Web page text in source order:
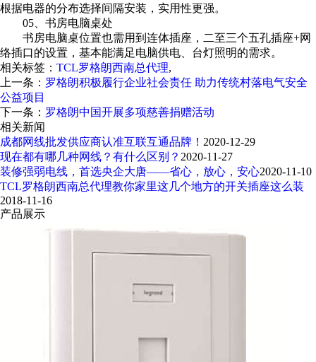
根据电器的分布选择间隔安装，实用性更强。
05、 书房电脑桌处
书房电脑桌位置也需用到连体插座，二至三个五孔插座+网
络插口的设置，基本能满足电脑供电、台灯照明的需求。
相关标签： TCL罗格朗西南总代理,
上一条： 罗格朗积极履行企业社会责任 助力传统村落电气安全
公益项目
下一条： 罗格朗中国开展多项慈善捐赠活动
相关新闻
成都网线批发供应商认准互联互通品牌！ 2020-12-29
现在都有哪几种网线？有什么区别？ 2020-11-27
装修强弱电线，首选央企大唐——省心，放心，安心2020-11-10
TCL罗格朗西南总代理教你家里这几个地方的开关插座这么装
2018-11-16
产品展示